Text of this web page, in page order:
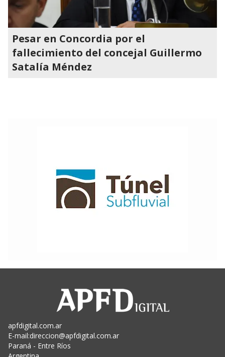
Pesar en Concordia por el
fallecimiento del concejal Guillermo
Satalía Méndez
apfdigital.com.ar
E-mail:direccion@apfdigital.com.ar
Paraná - Entre Ríos